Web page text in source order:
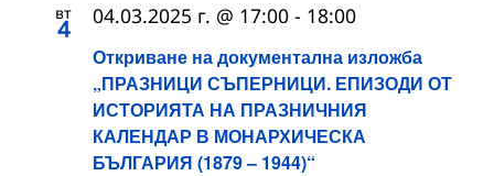
вт
4
Откриване на документална изложба
„ПРАЗНИЦИ СЪПЕРНИЦИ. ЕПИЗОДИ ОТ
ИСТОРИЯТА НА ПРАЗНИЧНИЯ
КАЛЕНДАР В МОНАРХИЧЕСКА
БЪЛГАРИЯ (1879 – 1944)“
04.03.2025 г. @ 17:00 - 18:00